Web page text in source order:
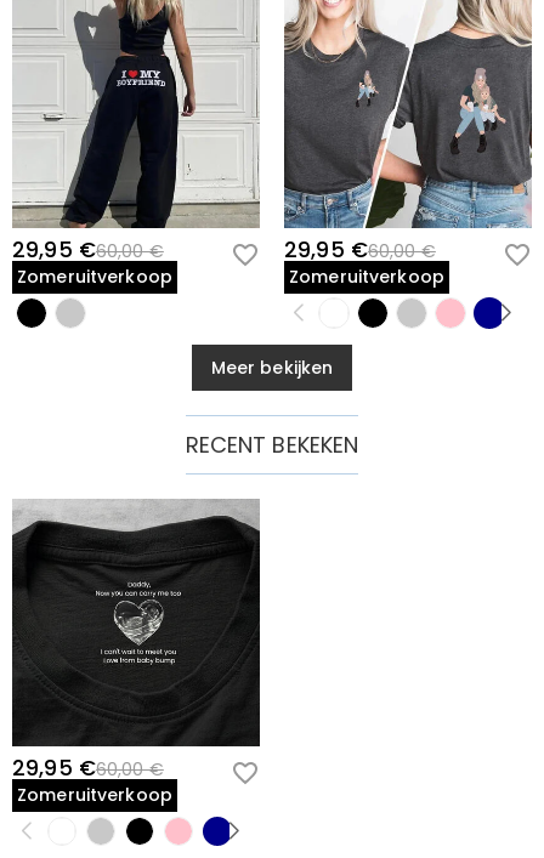
29,95 €60,00 €
Zomeruitverkoop
29,95 €60,00 €
Zomeruitverkoop
Meer bekijken
RECENT BEKEKEN
29,95 €60,00 €
Zomeruitverkoop